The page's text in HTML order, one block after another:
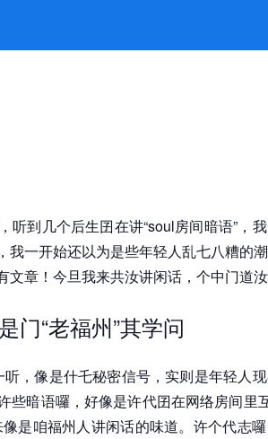
听到几个后生囝在讲“soul房间暗语”，
我一开始还以为是些年轻人乱七八糟的
章！今旦我来共汝讲闲话，个中门道汝
门“老福州”其学问
听，像是什乇秘密信号，实则是年轻人
暗语囉，好像是许代囝在网络房间里互
像是咱福州人讲闲话的味道。许个代志